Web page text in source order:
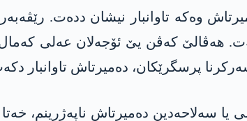
وەکە تاوانبار نیشان ددەت.
کەڤن یێ ئۆجەلان عەلی کەمال
پرسگرێکان، دەمیرتاش تاوانبار
سەلاحەدین دەمیرتاش ناپەژرینم،